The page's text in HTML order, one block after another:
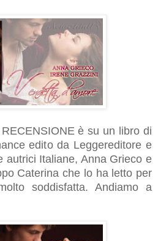
è su un libro di
edito da Leggereditore e
autrici Italiane, Anna Grieco e
Caterina che lo ha letto per
soddisfatta. Andiamo a